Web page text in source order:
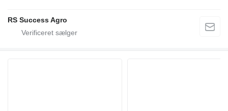
RS Success Agro